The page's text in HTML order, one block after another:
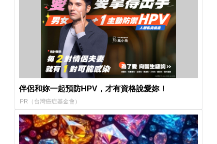
伴侶和妳一起預防HPV，才有資格說愛妳！
PR（台灣癌症基金會）